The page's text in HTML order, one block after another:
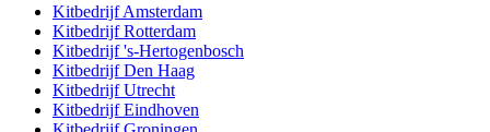
KitbedrijfAmsterdam
KitbedrijfRotterdam
Kitbedrijf's-Hertogenbosch
KitbedrijfDen Haag
KitbedrijfUtrecht
KitbedrijfEindhoven